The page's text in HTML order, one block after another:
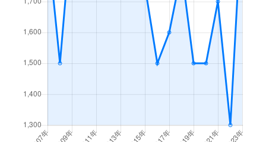
古市
古市(大阪)
徒歩3分
南恵我之荘
恵我ノ荘
徒歩4分
南恵我之荘
恵我ノ荘
徒歩6分
南恵我之荘
徒歩4分
南恵我之荘
2,300万円 恵我ノ荘
徒歩12分